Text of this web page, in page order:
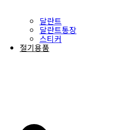
달란트
달란트통장
스티커
절기용품